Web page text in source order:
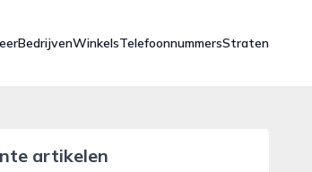
BedrijvenWinkelsTelefoonnummersStraten
artikelen